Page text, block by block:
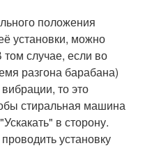
положения
установки, можно
том случае, если во
разгона барабана)
то это
стиральная машина
в сторону.
установку